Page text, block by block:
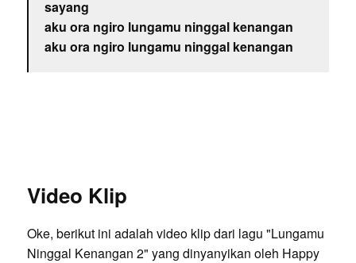
sayang
aku ora ngiro lungamu ninggal kenangan
aku ora ngiro lungamu ninggal kenangan
Video Klip
Oke, berikut ini adalah video klip dari lagu "Lungamu
Ninggal Kenangan 2" yang dinyanyikan oleh Happy